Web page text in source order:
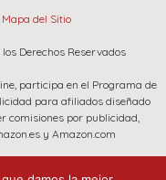
Mapa del Sitio
Derechos Reservados
participa en el Programa de
para afiliados diseñado
comisiones por publicidad,
y Amazon.com